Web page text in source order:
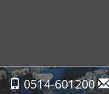
0514-601200
Previous